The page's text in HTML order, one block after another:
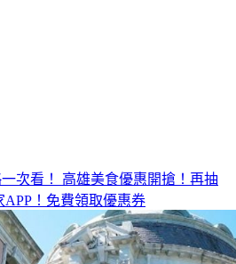
次看！ 高雄美食優惠開搶！再抽
APP！免費領取優惠券